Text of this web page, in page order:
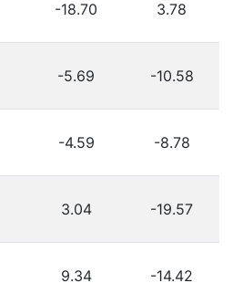
-18.70 3.78
-5.69 -10.58
-4.59 -8.78
3.04 -19.57
9.34 -14.42